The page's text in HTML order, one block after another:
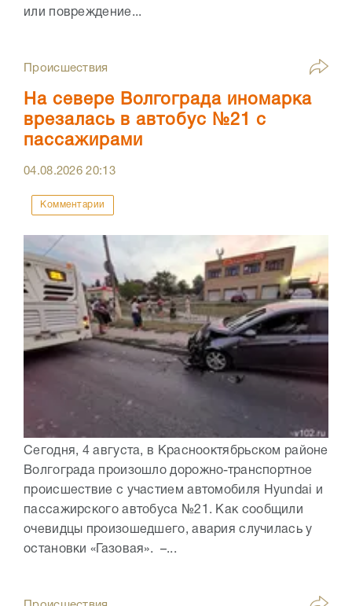
или повреждение...
Происшествия
На севере Волгограда иномарка
врезалась в автобус №21 с
пассажирами
04.08.202620:13
Комментарии
Сегодня, 4 августа, в Краснооктябрьском районе
Волгограда произошло дорожно-транспортное
происшествие с участием автомобиля Hyundai и
пассажирского автобуса №21. Как сообщили
очевидцы произошедшего, авария случилась у
остановки «Газовая». –...